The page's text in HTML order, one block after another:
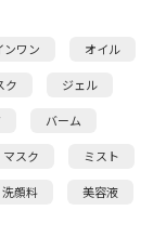
ンワン オイル
ク ジェル
バーム
マスク ミスト
洗顔料 美容液